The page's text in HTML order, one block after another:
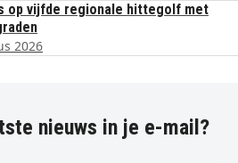
op vijfde regionale hittegolf met
2026
nieuws in je e-mail?